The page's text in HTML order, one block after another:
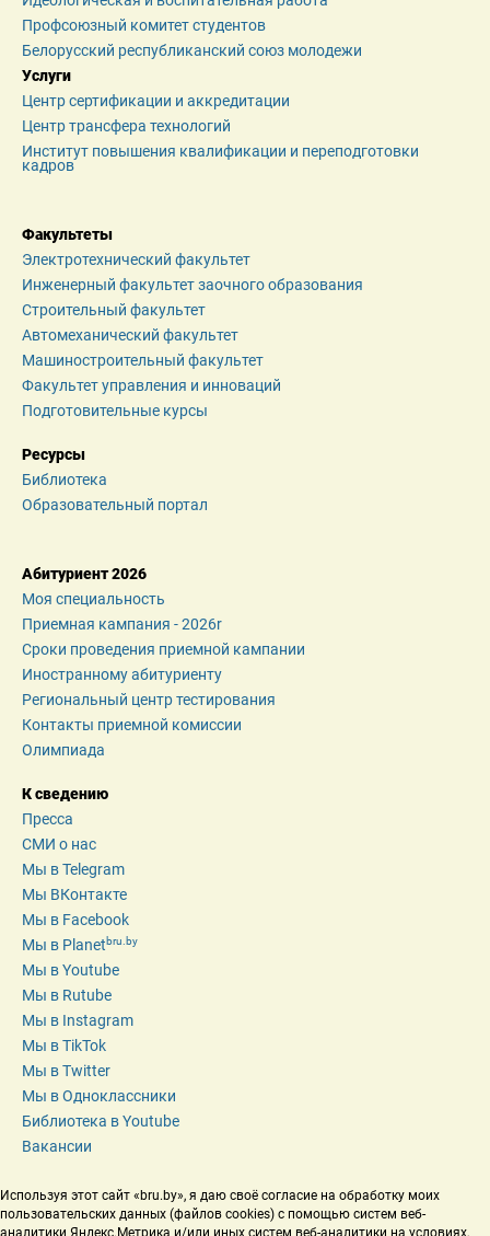
Профсоюзный комитет студентов
Белорусский республиканский союз молодежи
Услуги
Центр сертификации и аккредитации
Центр трансфера технологий
Институт повышения квалификации и переподготовки
кадров
Факультеты
Электротехнический факультет
Инженерный факультет заочного образования
Строительный факультет
Автомеханический факультет
Машиностроительный факультет
Факультет управления и инноваций
Подготовительные курсы
Ресурсы
Библиотека
Образовательный портал
Абитуриент 2026
Моя специальность
Приемная кампания - 2026r
Сроки проведения приемной кампании
Иностранному абитуриенту
Региональный центр тестирования
Контакты приемной комиссии
Олимпиада
К сведению
Пресса
СМИ о нас
Мы в Telegram
Мы ВКонтакте
Мы в Facebook
Мы в Planetbru.by
Мы в Youtube
Мы в Rutube
Мы в Instagram
Мы в TikTok
Мы в Twitter
Мы в Одноклассники
Библиотека в Youtube
Вакансии
Используя этот сайт «bru.by», я даю своё согласие на обработку моих
пользовательских данных (файлов cookies) с помощью систем веб-